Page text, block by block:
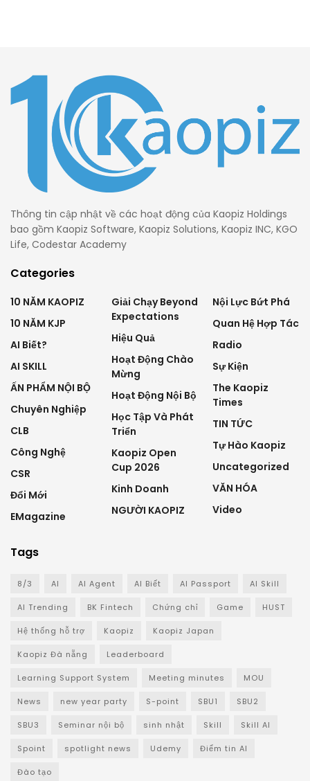
Thông tin cập nhật về các hoạt động của Kaopiz Holdings
bao gồm Kaopiz Software, Kaopiz Solutions, Kaopiz INC, KGO
Life, Codestar Academy
Categories
10 NĂM KAOPIZ
10 NĂM KJP
AI Biết?
AI SKILL
ẤN PHẨM NỘI BỘ
Chuyên Nghiệp
CLB
Công Nghệ
CSR
Đổi Mới
EMagazine
Giải Chạy Beyond
Expectations
Hiệu Quả
Hoạt Động Chào
Mừng
Hoạt Động Nội Bộ
Học Tập Và Phát
Triển
Kaopiz Open
Cup 2026
Kinh Doanh
NGƯỜI KAOPIZ
Nội Lực Bứt Phá
Quan Hệ Hợp Tác
Radio
Sự Kiện
The Kaopiz
Times
TIN TỨC
Tự Hào Kaopiz
Uncategorized
VĂN HÓA
Video
Tags
8/3 AI AI Agent AI Biết AI Passport AI Skill
AI Trending BK Fintech Chứng chỉ Game HUST
Hệ thống hỗ trợ Kaopiz Kaopiz Japan
Kaopiz Đà nẵng Leaderboard
Learning Support System Meeting minutes MOU
News new year party S-point SBU1 SBU2
SBU3 Seminar nội bộ sinh nhật Skill Skill AI
Spoint spotlight news Udemy Điểm tin AI
Đào tạo